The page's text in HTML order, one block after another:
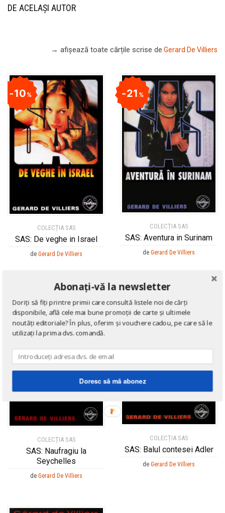
DE ACELAȘI AUTOR
→ afișează toate cărțile scrise de Gerard De Villiers
COLECȚIA SAS
SAS: De veghe in Israel
10%
de Gerard De Villiers
COLECȚIA SAS
SAS: Aventura in Surinam
21%
de Gerard De Villiers
COLECȚIA SAS
SAS: Naufragiu la
Seychelles
de Gerard De Villiers
COLECȚIA SAS
SAS: Balul contesei Adler
de Gerard De Villiers
Abonați-vă la newsletter
Doriți să fiți printre primii care consultă listele noi de cărți
disponibile, află cele mai bune promoții de carte și ultimele
noutăți editoriale? În plus, oferim și vouchere cadou, pe care să le
utilizați la prima dvs. comandă.
Doresc să mă abonez